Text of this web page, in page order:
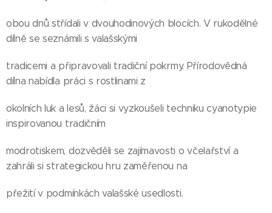
obou dnů střídali v dvouhodinových blocích. V rukodělné
dílně se seznámili s valašskými
tradicemi a připravovali tradiční pokrmy. Přírodovědná
dílna nabídla práci s rostlinami z
okolních luk a lesů, žáci si vyzkoušeli techniku cyanotypie
inspirovanou tradičním
modrotiskem, dozvěděli se zajímavosti o včelařství a
zahráli si strategickou hru zaměřenou na
přežití v podmínkách valašské usedlosti.